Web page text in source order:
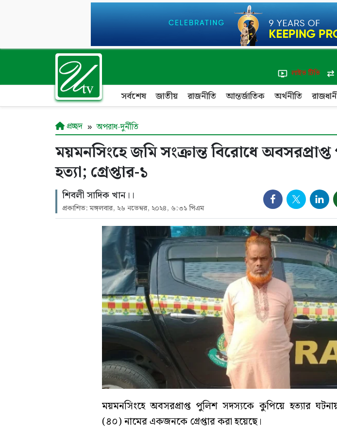
লাইভ টিভি
সর্বশেষ জাতীয় রাজনীতি আন্তর্জাতিক অর্থনীতি
প্রচ্ছদ অপরাধ-দুর্নীতি
ময়মনসিংহে জমি সংক্রান্ত বিরোধে
হত্যা; গ্রেপ্তার-১
শিবলী সাদিক খান।।
প্রকাশিত: মঙ্গলবার, ২৬ নভেম্বর, ২০২৪, ৬:৩১ পিএম
ময়মনসিংহে অবসরপ্রাপ্ত পুলিশ সদস্যকে কুপিয়ে হত্যার
(৪০) নামের একজনকে গ্রেপ্তার করা হয়েছে।